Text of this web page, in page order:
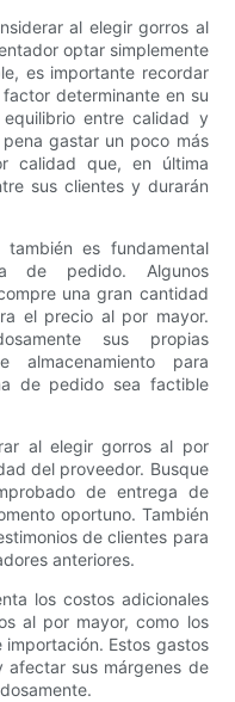
al elegir gorros al
optar simplemente
es importante recordar
determinante en su
entre calidad y
gastar un poco más
calidad que, en última
sus clientes y durarán
es fundamental
de pedido. Algunos
una gran cantidad
el precio al por mayor.
sus propias
almacenamiento para
de pedido sea factible
al elegir gorros al por
del proveedor. Busque
de entrega de
oportuno. También
de clientes para
anteriores.
los costos adicionales
al por mayor, como los
Estos gastos
afectar sus márgenes de